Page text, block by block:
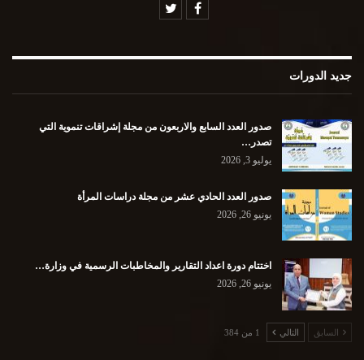
جديد الدورات
صدور العدد السابع والاربعون من مجلة إشراقات تنموية التي
تصدر…
يوليو 3, 2026
صدور العدد الحادي عشر من مجلة دراسات المرأة
يونيو 26, 2026
اختتام دورة اعداد التقارير والمخاطبات الرسمية في وزارة…
يونيو 26, 2026
السابق التالي 1 من 384